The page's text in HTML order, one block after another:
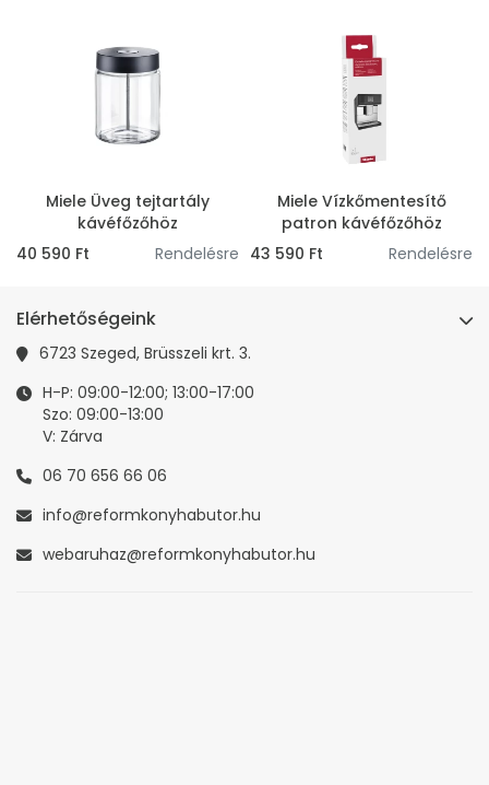
Miele Üveg tejtartály
kávéfőzőhöz
40 590 Ft
Rendelésre
Miele Vízkőmentesítő
patron kávéfőzőhöz
43 590 Ft
Rendelésre
Elérhetőségeink
6723 Szeged, Brüsszeli krt. 3.
H-P: 09:00-12:00; 13:00-17:00
Szo: 09:00-13:00
V: Zárva
06 70 656 66 06
info@reformkonyhabutor.hu
webaruhaz@reformkonyhabutor.hu